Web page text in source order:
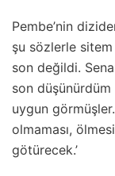
Pembe’nin
şu sözlerle
son değildi.
son
uygun görmüşler.
olmaması,
götürecek.’